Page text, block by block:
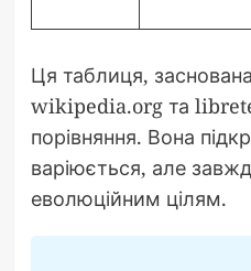
Ця таблиця,
wikipedia.org та
порівняння. Вона
варіюється, але
еволюційним цілям.